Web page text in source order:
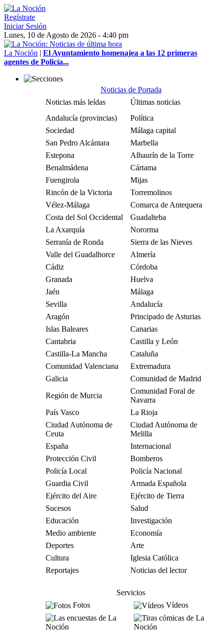
Regístrate
Iniciar Sesión
Lunes, 10 de Agosto de 2026 - 4:40 pm
La Noción | El Ayuntamiento homenajea a las 12 primeras
agentes de Policía...
Noticias de Portada
Noticias más leídas
Últimas noticias
Andalucía (provincias)
Política
Sociedad
Málaga capital
San Pedro Alcántara
Marbella
Estepona
Alhaurín de la Torre
Benalmádena
Cártama
Fuengirola
Mijas
Rincón de la Victoria
Torremolinos
Vélez-Málaga
Comarca de Antequera
Costa del Sol Occidental
Guadalteba
La Axarquía
Nororma
Serranía de Ronda
Sierra de las Nieves
Valle del Guadalhorce
Almería
Cádiz
Córdoba
Granada
Huelva
Jaén
Málaga
Sevilla
Andalucía
Aragón
Principado de Asturias
Islas Baleares
Canarias
Cantabria
Castilla y León
Castilla-La Mancha
Cataluña
Comunidad Valenciana
Extremadura
Galicia
Comunidad de Madrid
Región de Murcia
Comunidad Foral de
Navarra
País Vasco
La Rioja
Ciudad Autónoma de
Ceuta
Ciudad Autónoma de
Melilla
España
Internacional
Protección Civil
Bomberos
Policía Local
Policía Nacional
Guardia Civil
Armada Española
Ejército del Aire
Ejército de Tierra
Sucesos
Salud
Educación
Investigación
Medio ambiente
Economía
Deportes
Arte
Cultura
Iglesia Católica
Reportajes
Noticias del lector
Servicios
Fotos
Vídeos